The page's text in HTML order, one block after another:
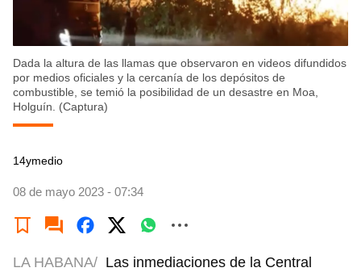
Dada la altura de las llamas que observaron en videos difundidos
por medios oficiales y la cercanía de los depósitos de
combustible, se temió la posibilidad de un desastre en Moa,
Holguín. (Captura)
14ymedio
08 de mayo 2023 - 07:34
LA HABANA/ Las inmediaciones de la Central